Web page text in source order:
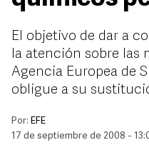
El objetivo de dar a
la atención sobre las
Agencia Europea de
obligue a su
Por: EFE
17 de septiembre de 2008 -